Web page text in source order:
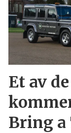
Et av
Bring